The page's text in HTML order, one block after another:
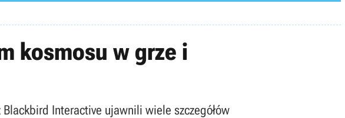
kosmosu w grze i
Interactive ujawnili wiele szczegółów